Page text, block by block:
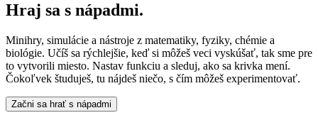
Hraj sa s nápadmi.
Minihry, simulácie a nástroje z matematiky, fyziky, chémie a
biológie. Učíš sa rýchlejšie, keď si môžeš veci vyskúšať, tak sme pre
to vytvorili miesto. Nastav funkciu a sleduj, ako sa krivka mení.
Čokoľvek študuješ, tu nájdeš niečo, s čím môžeš experimentovať.
Začni sa hrať s nápadmi